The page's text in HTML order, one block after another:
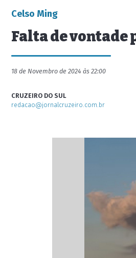
Celso Ming
Falta de vontade
18 de Novembro de 2024 às 22:00
CRUZEIRO DO SUL
redacao@jornalcruzeiro.com.br